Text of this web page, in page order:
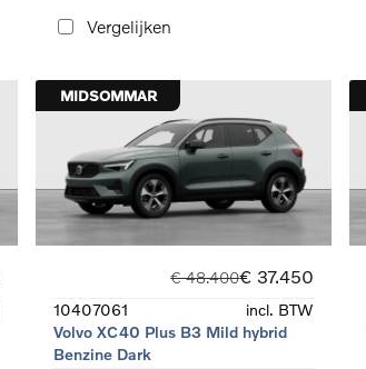
Vergelijken
MIDSOMMAR
€ 48.400€ 37.450
10407061
incl. BTW
Volvo XC40 Plus B3 Mild hybrid
Benzine Dark